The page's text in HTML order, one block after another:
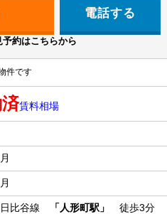
電話する
約はこちらから
件です
賃料相場
比谷線 「人形町駅」
徒歩3分